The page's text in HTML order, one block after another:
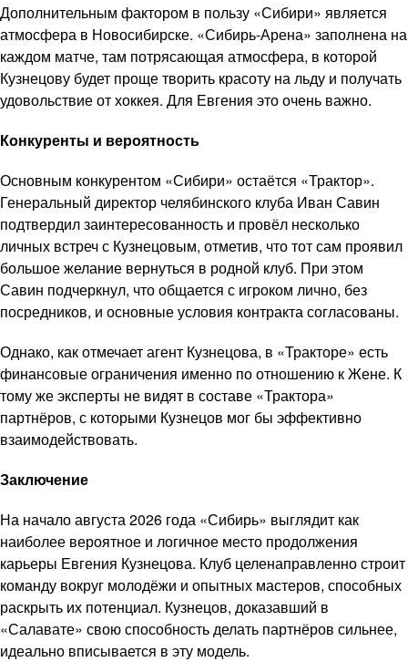
Дополнительным фактором в пользу «Сибири» является
атмосфера в Новосибирске. «Сибирь-Арена» заполнена на
каждом матче, там потрясающая атмосфера, в которой
Кузнецову будет проще творить красоту на льду и получать
удовольствие от хоккея. Для Евгения это очень важно.
Конкуренты и вероятность
Основным конкурентом «Сибири» остаётся «Трактор».
Генеральный директор челябинского клуба Иван Савин
подтвердил заинтересованность и провёл несколько
личных встреч с Кузнецовым, отметив, что тот сам проявил
большое желание вернуться в родной клуб. При этом
Савин подчеркнул, что общается с игроком лично, без
посредников, и основные условия контракта согласованы.
Однако, как отмечает агент Кузнецова, в «Тракторе» есть
финансовые ограничения именно по отношению к Жене. К
тому же эксперты не видят в составе «Трактора»
партнёров, с которыми Кузнецов мог бы эффективно
взаимодействовать.
Заключение
На начало августа 2026 года «Сибирь» выглядит как
наиболее вероятное и логичное место продолжения
карьеры Евгения Кузнецова. Клуб целенаправленно строит
команду вокруг молодёжи и опытных мастеров, способных
раскрыть их потенциал. Кузнецов, доказавший в
«Салавате» свою способность делать партнёров сильнее,
идеально вписывается в эту модель.